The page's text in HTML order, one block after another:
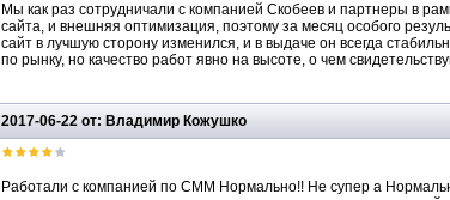
Мы как раз сотрудничали с компанией Скобеев и партнеры в
сайта, и внешняя оптимизация, поэтому за месяц особого
сайт в лучшую сторону изменился, и в выдаче он всегда
по рынку, но качество работ явно на высоте, о чем
2017-06-22 от: Владимир Кожушко
Работали с компанией по СММ Нормально!! Не супер а